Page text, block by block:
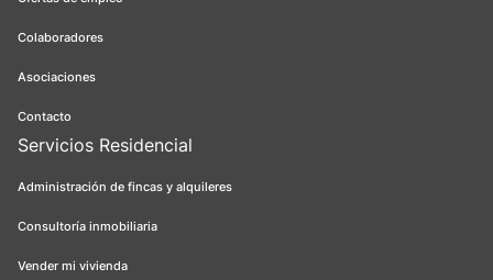
Colaboradores
Asociaciones
Contacto
Servicios Residencial
Administración de fincas y alquileres
Consultoría inmobiliaria
Vender mi vivienda